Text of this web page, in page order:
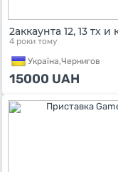
2аккаунта 12, 13 тх
4 роки тому
Україна,Чернигов
15000 UAH